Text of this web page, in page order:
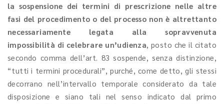
la sospensione dei termini di prescrizione nelle altre
fasi del procedimento o del processo non è altrettanto
necessariamente legata alla sopravvenuta
impossibilità di celebrare un’udienza, posto che il citato
secondo comma dell’art. 83 sospende, senza distinzione,
“tutti i termini procedurali”, purché, come detto, gli stessi
decorrano nell’intervallo temporale considerato da tale
disposizione e siano tali nel senso indicato dal primo